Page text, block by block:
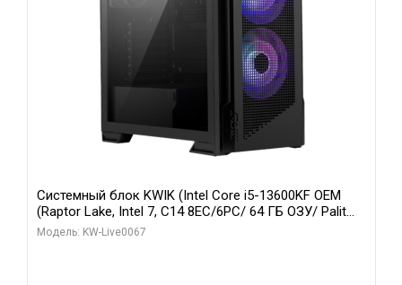
Системный блок KWIK (Intel Core i5-13600KF OEM
(Raptor Lake, Intel 7, C14 8EC/6PC/ 64 ГБ ОЗУ/ Palit
RTX5080 GAMINGPRO OC 16GB GDDR7 256bit 3xDP
Модель: KW-Live0067